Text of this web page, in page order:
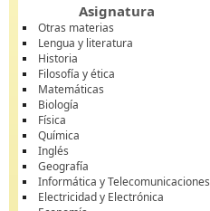
Asignatura
Otras materias
Lengua y literatura
Historia
Filosofía y ética
Matemáticas
Biología
Física
Química
Inglés
Geografía
Informática y Telecomunicaciones
Electricidad y Electrónica